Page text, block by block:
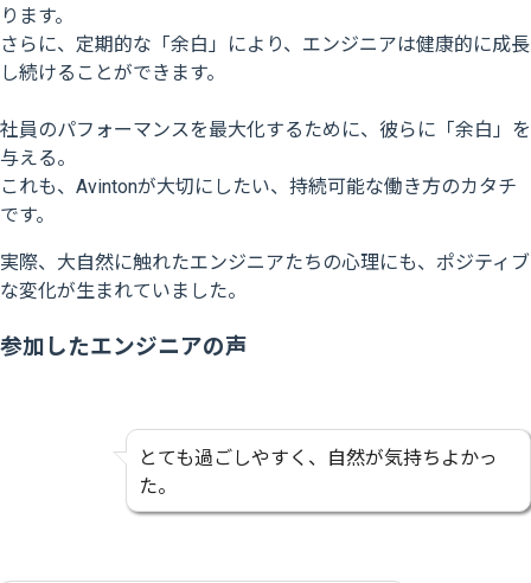
ります。
さらに、定期的な「余白」により、エンジニアは健康的に成長
し続けることができます。
社員のパフォーマンスを最大化するために、彼らに「余白」を
与える。
これも、Avintonが大切にしたい、持続可能な働き方のカタチ
です。
実際、大自然に触れたエンジニアたちの心理にも、ポジティブ
な変化が生まれていました。
参加したエンジニアの声
とても過ごしやすく、自然が気持ちよかっ
た。